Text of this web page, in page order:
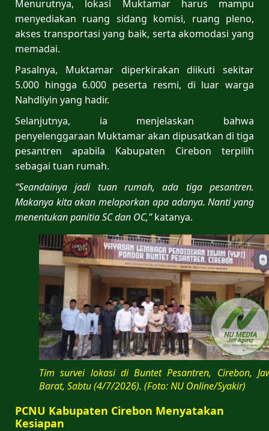
Menurutnya, lokasi Muktamar harus mampu
menyediakan ruang sidang komisi, ruang pleno,
akses transportasi yang baik, serta akomodasi yang
memadai.
Pasalnya, Muktamar diperkirakan diikuti sekitar
5.000 hingga 6.000 peserta resmi, di luar warga
Nahdliyin yang hadir.
Selanjutnya, ia menjelaskan bahwa
penyelenggaraan Muktamar akan dipusatkan di tiga
pesantren apabila Kabupaten Cirebon terpilih
sebagai tuan rumah.
“Seandainya jadi tuan rumah, ada tiga pesantren.
Makanya kita akan melaporkan apa adanya. Nanti yang
menentukan panitia SC dan OC,”katanya.
Tim survei lokasi di Buntet Pesantren, Cirebon,
Barat, Sabtu (4/7/2026). (Foto: NU Online/Syakir)
PCNU Kabupaten Cirebon Menyatakan
Kesiapan